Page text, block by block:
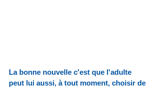
La bonne nouvelle c'est que l'adulte
peut lui aussi, à tout moment, choisir de